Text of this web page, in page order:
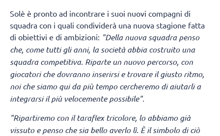
Solè è pronto ad incontrare i suoi nuovi compagni di
squadra con i quali condividerà una nuova stagione fatta
di obiettivi e di ambizioni: "Della nuova squadra penso
che, come tutti gli anni, la società abbia costruito una
squadra competitiva. Riparte un nuovo percorso, con
giocatori che dovranno inserirsi e trovare il giusto ritmo,
noi che siamo qui da più tempo cercheremo di aiutarli a
integrarsi il più velocemente possibile".
"Ripartiremo con il taraflex tricolore, lo abbiamo già
vissuto e penso che sia bello averlo lì. È il simbolo di ciò